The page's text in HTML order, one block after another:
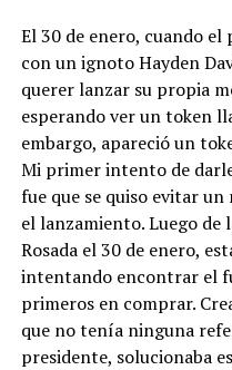
El 30 de enero, cuando
con un ignoto Hayden
querer lanzar su propia
esperando ver un token
embargo, apareció un
Mi primer intento de
fue que se quiso evitar
el lanzamiento. Luego de
Rosada el 30 de enero,
intentando encontrar el
primeros en comprar.
que no tenía ninguna
presidente, solucionaba